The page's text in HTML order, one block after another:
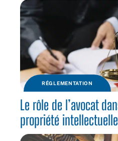
RÉGLEMENTATION
Le rôle de l’avocat
propriété